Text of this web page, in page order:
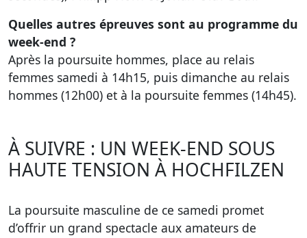
Quelles autres épreuves sont au programme du
week-end ?
Après la poursuite hommes, place au relais
femmes samedi à 14h15, puis dimanche au relais
hommes (12h00) et à la poursuite femmes (14h45).
À SUIVRE : UN WEEK-END SOUS
HAUTE TENSION À HOCHFILZEN
La poursuite masculine de ce samedi promet
d’offrir un grand spectacle aux amateurs de